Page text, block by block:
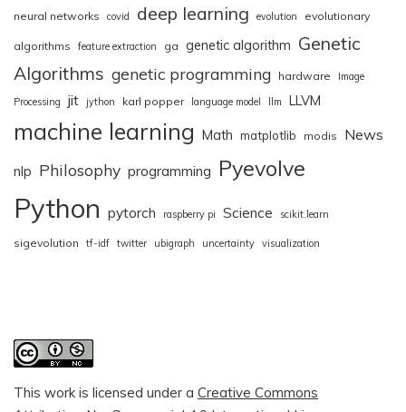
neural networks covid deep learning evolution evolutionary
algorithms feature extraction ga genetic algorithm Genetic
Algorithms genetic programming hardware
Image
Processing
jit jython karl popper language model llm LLVM
machine learning Math matplotlib modis News
nlp Philosophy programming Pyevolve
Python pytorch raspberry pi Science scikit.learn
sigevolution tf-idf twitter ubigraph uncertainty visualization
This work is licensed under a Creative Commons